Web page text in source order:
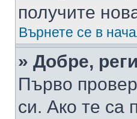
получите
Върнете се в
» Добре,
Първо
си. Ако те са